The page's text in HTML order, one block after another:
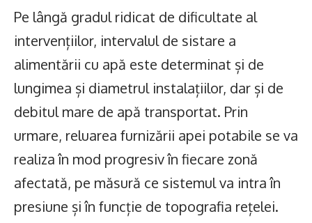
Pe lângă gradul ridicat de dificultate al
intervențiilor, intervalul de sistare a
alimentării cu apă este determinat și de
lungimea și diametrul instalațiilor, dar și de
debitul mare de apă transportat. Prin
urmare, reluarea furnizării apei potabile se va
realiza în mod progresiv în fiecare zonă
afectată, pe măsură ce sistemul va intra în
presiune și în funcție de topografia rețelei.